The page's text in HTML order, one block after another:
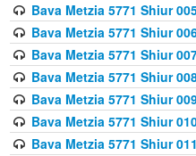
Bava Metzia 5771 Shiur
Bava Metzia 5771 Shiur
Bava Metzia 5771 Shiur
Bava Metzia 5771 Shiur
Bava Metzia 5771 Shiur
Bava Metzia 5771 Shiur
Bava Metzia 5771 Shiur